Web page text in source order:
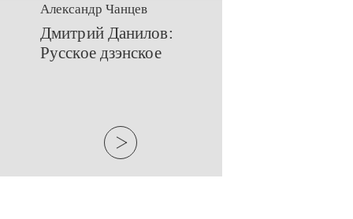
Александр Чанцев
​Дмитрий Данилов:
Русское дзэнское